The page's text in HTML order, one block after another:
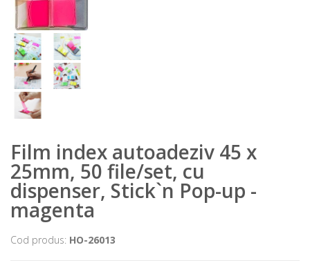
Film index autoadeziv 45 x
25mm, 50 file/set, cu
dispenser, Stick`n Pop-up -
magenta
Cod produs: HO-26013